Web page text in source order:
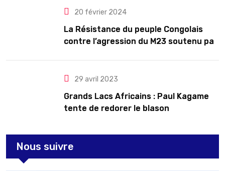
20 février 2024
La Résistance du peuple Congolais
contre l’agression du M23 soutenu par
29 avril 2023
Grands Lacs Africains : Paul Kagame
tente de redorer le blason
Nous suivre